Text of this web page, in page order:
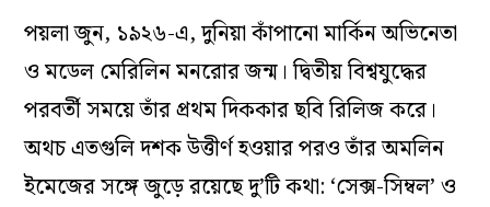
পয়লা জুন, ১৯২৬-এ, দুনিয়া কাঁপানো মার্কিন অভিনেতা
ও মডেল মেরিলিন মনরোর জন্ম। দ্বিতীয় বিশ্বযুদ্ধের
পরবর্তী সময়ে তাঁর প্রথম দিককার ছবি রিলিজ করে।
অথচ এতগুলি দশক উত্তীর্ণ হওয়ার পরও তাঁর অমলিন
ইমেজের সঙ্গে জুড়ে রয়েছে দু’টি কথা: ‘সেক্স-সিম্বল’ ও